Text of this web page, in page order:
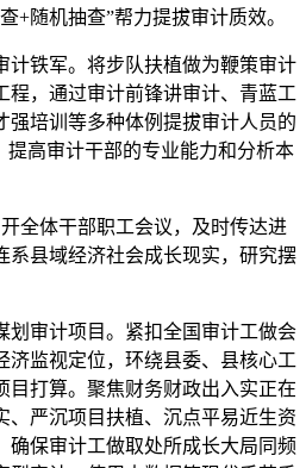
+随机抽查”帮力提拔审计质效。
铁军。将步队扶植做为鞭策审计
程，通过审计前锋讲审计、青蓝工
强培训等多种体例提拔审计人员的
提高审计干部的专业能力和分析本
体干部职工会议，及时传达进
系县域经济社会成长现实，研究摆
审计项目。紧扣全国审计工做会
济监视定位，环绕县委、县核心工
目打算。聚焦财务财政出入实正在
、严沉项目扶植、沉点平易近生资
确保审计工做取处所成长大局同频